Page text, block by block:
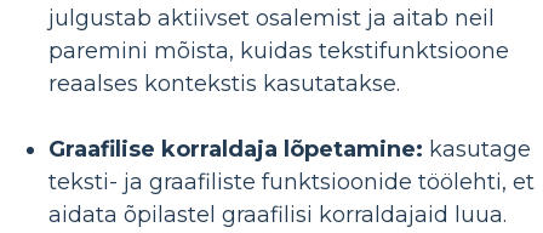
julgustab aktiivset osalemist ja aitab neil
paremini mõista, kuidas tekstifunktsioone
reaalses kontekstis kasutatakse.
Graafilise korraldaja lõpetamine: kasutage
teksti- ja graafiliste funktsioonide töölehti, et
aidata õpilastel graafilisi korraldajaid luua.